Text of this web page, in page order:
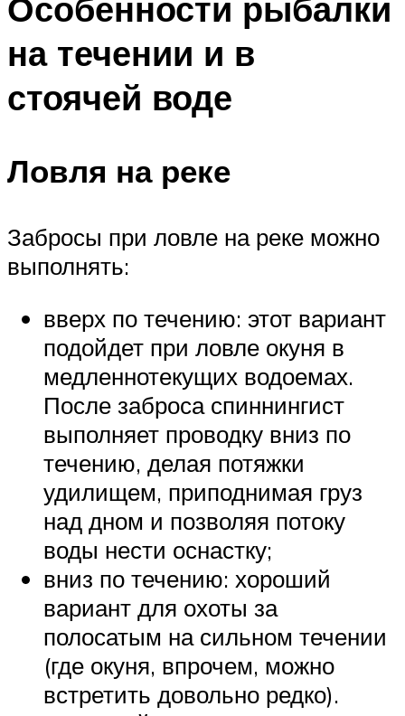
на течении и в
стоячей воде
Ловля на реке
Забросы при ловле на реке можно
выполнять:
вверх по течению: этот вариант
подойдет при ловле окуня в
медленнотекущих водоемах.
После заброса спиннингист
выполняет проводку вниз по
течению, делая потяжки
удилищем, приподнимая груз
над дном и позволяя потоку
воды нести оснастку;
вниз по течению: хороший
вариант для охоты за
полосатым на сильном течении
(где окуня, впрочем, можно
встретить довольно редко).